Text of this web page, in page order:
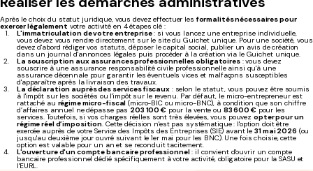
Après le choix du statut juridique, vous devez effectuer les formalités nécessaires pour
exercer légalement votre activité en 4 étapes clé :
L'immatriculation de votre entreprise: si vous lancez une entreprise individuelle,
vous devez vous rendre directement sur le site du Guichet unique. Pour une société, vous
devez d'abord rédiger vos statuts, déposer le capital social, publier un avis de création
dans un journal d'annonces légales puis procéder à la création via le Guichet unique.
La souscription aux assurances professionnelles obligatoires: vous devez
souscrire à une assurance responsabilité civile professionnelle ainsi qu'à une
assurance décennale pour garantir les éventuels vices et malfaçons susceptibles
d'apparaître après la livraison des travaux.
La déclaration auprès des services fiscaux: selon le statut, vous pouvez être soumis
à l'impôt sur les sociétés ou l'impôt sur le revenu. Par défaut, le micro-entrepreneur est
rattaché au régime micro-fiscal (micro-BIC ou micro-BNC), à condition que son chiffre
d’affaires annuel ne dépasse pas203 100 € pour la vente ou 83 600 € pour les
services. Toutefois, si vos charges réelles sont très élevées, vous pouvezopter pour un
régime réel d’imposition. Cette décision n'est pas systématique : l'option doit être
exercée auprès de votre Service des Impôts des Entreprises (SIE) avant le31 mai 2026 (ou
jusqu'au deuxième jour ouvré suivant le 1er mai pour les BNC). Une fois choisie, cette
option est valable pour un an et se reconduit tacitement.
L'ouverture d'un compte bancaire professionnel: il convient d'ouvrir un compte
bancaire professionnel dédié spécifiquement à votre activité, obligatoire pour la SASU et
l'EURL.